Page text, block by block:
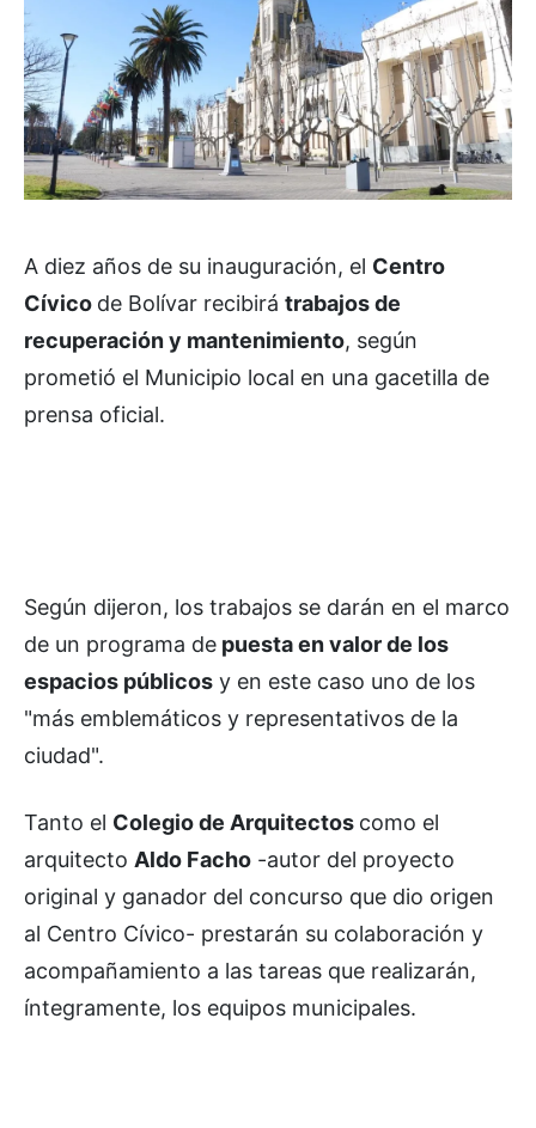
A diez años de su inauguración, el Centro
Cívico de Bolívar recibirá trabajos de
recuperación y mantenimiento, según
prometió el Municipio local en una gacetilla de
prensa oficial.
Según dijeron, los trabajos se darán en el marco
de un programa de puesta en valor de los
espacios públicos y en este caso uno de los
"más emblemáticos y representativos de la
ciudad".
Tanto el Colegio de Arquitectos como el
arquitecto Aldo Facho -autor del proyecto
original y ganador del concurso que dio origen
al Centro Cívico- prestarán su colaboración y
acompañamiento a las tareas que realizarán,
íntegramente, los equipos municipales.